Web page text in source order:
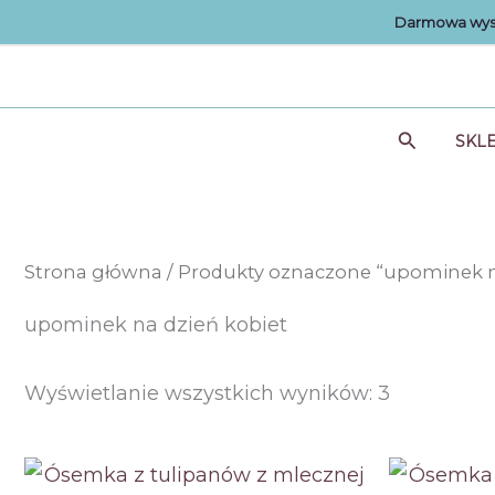
Darmowa
Szukaj
Strona główna / Produkty oznaczone “upominek
upominek na dzień kobiet
Wyświetlanie wszystkich wyników: 3
od
niskiej